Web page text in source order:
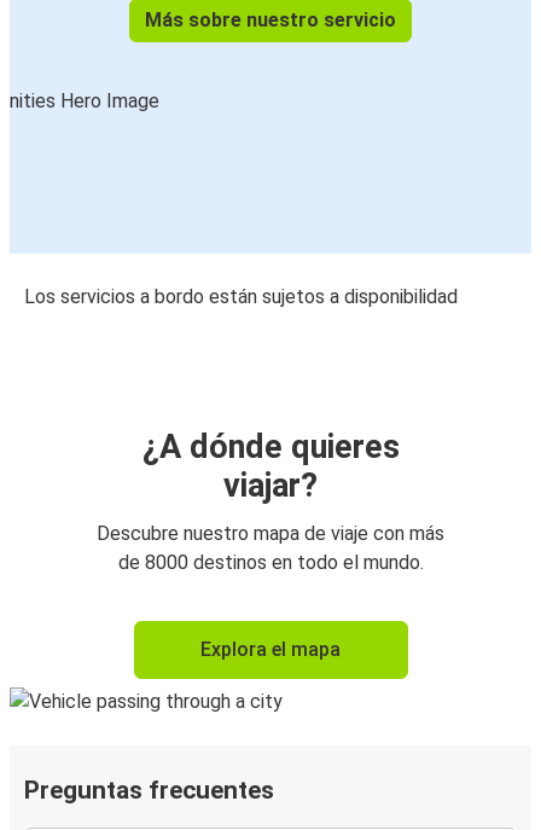
Más sobre nuestro servicio
Los servicios a bordo están sujetos a disponibilidad
¿A dónde quieres
viajar?
Descubre nuestro mapa de viaje con más
de 8000 destinos en todo el mundo.
Explora el mapa
Preguntas frecuentes